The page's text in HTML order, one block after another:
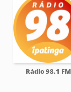
Rádio 98.1 FM